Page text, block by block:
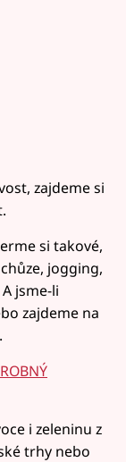
zajdeme si
si takové,
jogging,
jsme-li
zajdeme na
i zeleninu z
trhy nebo